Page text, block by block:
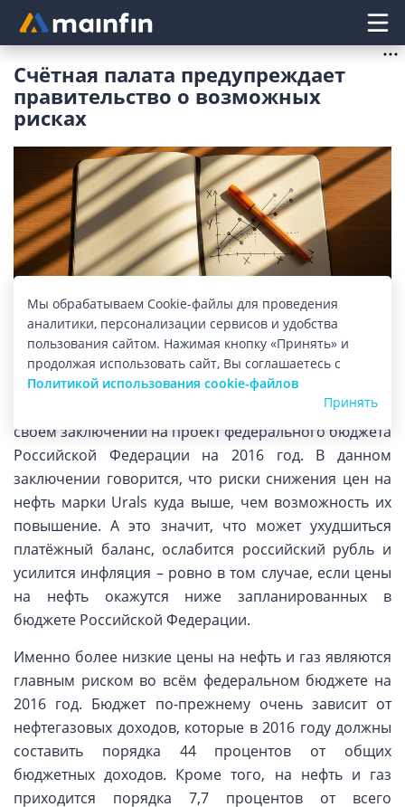
Главное меню
Счётная палата предупреждает
правительство о возможных
рисках
Изображение: mainfin.ru
Цены на нефть в 2016-2018 годах могут оказаться
ниже прогнозируемых, заявила Счётная палата в
своём заключении на проект федерального бюджета
Российской Федерации на 2016 год. В данном
заключении говорится, что риски снижения цен на
нефть марки Urals куда выше, чем возможность их
повышение. А это значит, что может ухудшиться
платёжный баланс, ослабится российский рубль и
усилится инфляция – ровно в том случае, если цены
на нефть окажутся ниже запланированных в
бюджете Российской Федерации.
Именно более низкие цены на нефть и газ являются
главным риском во всём федеральном бюджете на
2016 год. Бюджет по-прежнему очень зависит от
нефтегазовых доходов, которые в 2016 году должны
составить порядка 44 процентов от общих
бюджетных доходов. Кроме того, на нефть и газ
приходится порядка 7,7 процентов от всего
Мы обрабатываем Cookie-файлы для проведения
аналитики, персонализации сервисов и удобства
пользования сайтом. Нажимая кнопку «Принять» и
продолжая использовать сайт, Вы соглашаетесь с
Политикой использования cookie-файлов
Принять